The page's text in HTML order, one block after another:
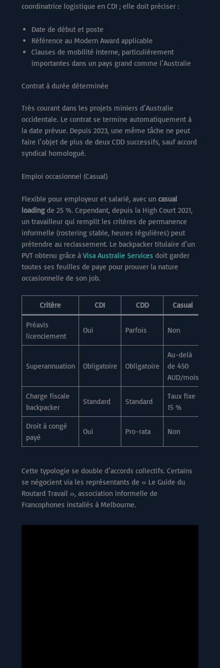
coordinatrice logistique en CDI ; elle doit préciser :
Date de début et poste
Référence au Modern Award applicable
Clauses de mobilité interne, particulièrement
importantes dans un pays grand comme l’Australie
Contrat à durée déterminée
Très courant dans les projets miniers d’Australie
occidentale. Le contrat se termine automatiquement à
la date prévue. Depuis 2023, une même tâche ne peut
faire l’objet de plus de deux CDD successifs, sauf accord
syndical homologué.
Emploi occasionnel (Casual)
Flexible pour employeur et salarié, avec un casual
loading de 25 %. Cependant, depuis la High Court 2021,
un travailleur qui remplit les critères de permanence
informelle (rostering stable, heures régulières) peut
prétendre au reclassement. Le backpacker titulaire d’un
PVT obtenu grâce à Visa Australie Services doit garder
toutes ses feuilles de paye pour prouver la nature
occasionnelle de son job.
Critère CDI CDD Casual
Préavis
licenciement
Oui Parfois Non
Superannuation Obligatoire Obligatoire
Au-delà
de 450
AUD/mois
Charge fiscale
backpacker
Standard Standard
Taux fixe
15 %
Droit à congé
payé
Oui Pro-rata Non
Cette typologie se double d’accords collectifs. Certains
se négocient via les représentants de « Le Guide du
Routard Travail », association informelle de
Francophones installés à Melbourne.